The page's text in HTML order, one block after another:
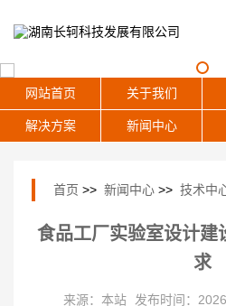
网站首页 关于我们
解决方案 新闻中心
首页 >> 新闻中心 >> 技术中
食品工厂实验室设计建
求
来源：本站 发布时间：